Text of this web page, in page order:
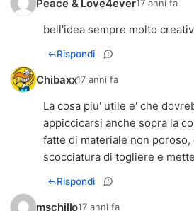
Peace & Love4ever17 anni fa
bell'idea sempre molto
Rispondi
Chibaxx17 anni fa
La cosa piu' utile e' che
appiccicarsi anche sopra la
fatte di materiale non poroso,
scocciatura di togliere e
Rispondi
mschillo17 anni fa